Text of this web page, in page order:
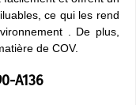
ce qui les rend
. De plus,
de COV.
A136